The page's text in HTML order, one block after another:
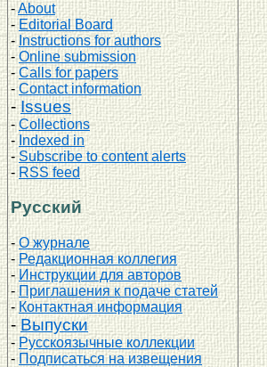
-About
-Editorial Board
- Instructions for authors
-Online submission
-Calls for papers
-Contact information
-Issues
-Collections
-Indexed in
-Subscribe to content alerts
-RSS feed
Русский
-О журнале
-Редакционная коллегия
-Инструкции для авторов
-Приглашения к подаче статей
- Контактная информация
-Выпуски
-Русскоязычные коллекции
-Подписаться на извещения